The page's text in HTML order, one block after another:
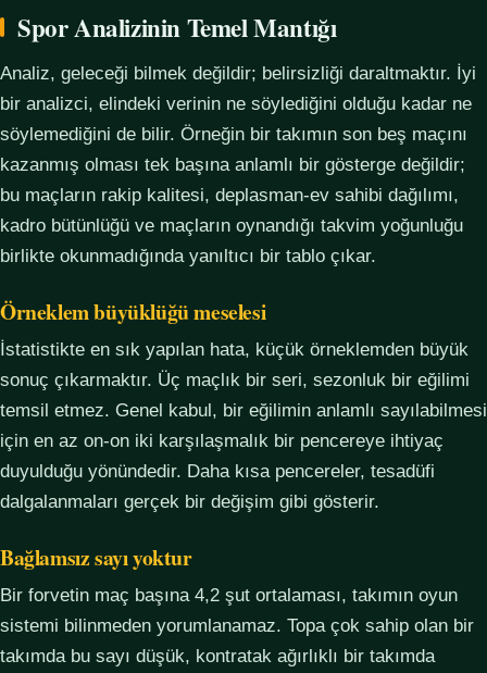
Spor Analizinin Temel Mantığı
Analiz, geleceği bilmek değildir; belirsizliği daraltmaktır. İyi
bir analizci, elindeki verinin ne söylediğini olduğu kadar ne
söylemediğini de bilir. Örneğin bir takımın son beş maçını
kazanmış olması tek başına anlamlı bir gösterge değildir;
bu maçların rakip kalitesi, deplasman-ev sahibi dağılımı,
kadro bütünlüğü ve maçların oynandığı takvim yoğunluğu
birlikte okunmadığında yanıltıcı bir tablo çıkar.
Örneklem büyüklüğü meselesi
İstatistikte en sık yapılan hata, küçük örneklemden büyük
sonuç çıkarmaktır. Üç maçlık bir seri, sezonluk bir eğilimi
temsil etmez. Genel kabul, bir eğilimin anlamlı sayılabilmesi
için en az on-on iki karşılaşmalık bir pencereye ihtiyaç
duyulduğu yönündedir. Daha kısa pencereler, tesadüfi
dalgalanmaları gerçek bir değişim gibi gösterir.
Bağlamsız sayı yoktur
Bir forvetin maç başına 4,2 şut ortalaması, takımın oyun
sistemi bilinmeden yorumlanamaz. Topa çok sahip olan bir
takımda bu sayı düşük, kontratak ağırlıklı bir takımda